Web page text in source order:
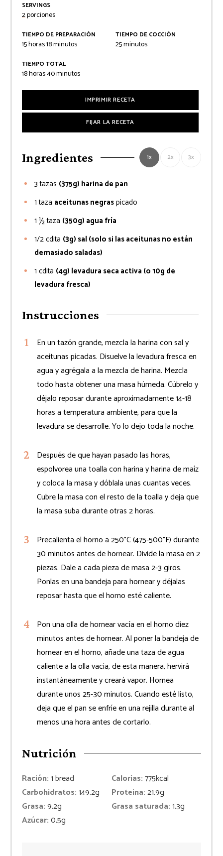
SERVINGS
2porciones
TIEMPO DE PREPARACIÓN
15horas
horas18minutos
minutos
TIEMPO DE COCCIÓN
25minutos
minutos
TIEMPO TOTAL
18horas
horas40minutos
minutos
IMPRIMIR RECETA
FIJAR LA RECETA
Ingredientes 1x 2x 3x
3 tazas (375g) harina de pan
1taza aceitunas negraspicado
1 ½taza (350g) agua fría
1/2cdita (3g) sal (solo si las aceitunas no están
demasiado saladas)
1 cdita (4g) levadura seca activa (o 10g de
levadura fresca)
Instrucciones
En un tazón grande, mezcla la harina con sal y
aceitunas picadas. Disuelve la levadura fresca en
agua y agrégala a la mezcla de harina. Mezcla
todo hasta obtener una masa húmeda. Cúbrelo y
déjalo reposar durante aproximadamente 14-18
horas a temperatura ambiente, para que la
levadura se desarrolle. Yo lo dejo toda la noche.
Después de que hayan pasado las horas,
espolvorea una toalla con harina y harina de maíz
y coloca la masa y dóblala unas cuantas veces.
Cubre la masa con el resto de la toalla y deja que
la masa suba durante otras 2 horas.
Precalienta el horno a 250°C (475-500°F) durante
30 minutos antes de hornear. Divide la masa en 2
piezas. Dale a cada pieza de masa 2-3 giros.
Ponlas en una bandeja para hornear y déjalas
reposar hasta que el horno esté caliente.
Pon una olla de hornear vacía en el horno diez
minutos antes de hornear. Al poner la bandeja de
hornear en el horno, añade una taza de agua
caliente a la olla vacía, de esta manera, hervirá
instantáneamente y creará vapor. Hornea
durante unos 25-30 minutos. Cuando esté listo,
deja que el pan se enfríe en una rejilla durante al
menos una hora antes de cortarlo.
Nutrición
Ración:1bread Calorías:775kcal
Carbohidratos:149.2g Proteina:21.9g
Grasa:9.2g Grasa saturada:1.3g
Azúcar:0.5g